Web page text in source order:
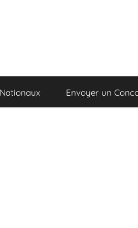
Envoyer un